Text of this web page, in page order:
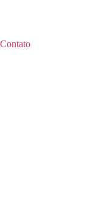
Contato